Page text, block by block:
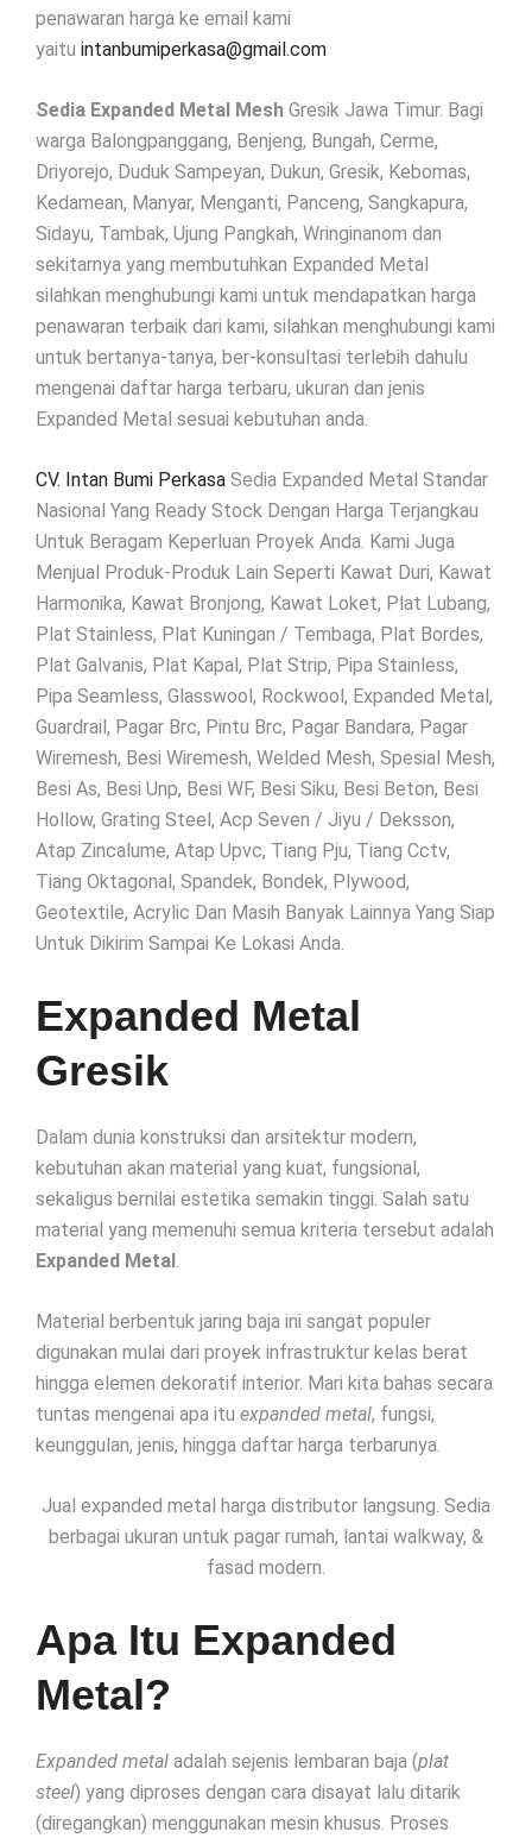
penawaran harga ke email kami
yaitu intanbumiperkasa@gmail.com
Sedia Expanded Metal Mesh Gresik Jawa Timur. Bagi
warga Balongpanggang, Benjeng, Bungah, Cerme,
Driyorejo, Duduk Sampeyan, Dukun, Gresik, Kebomas,
Kedamean, Manyar, Menganti, Panceng, Sangkapura,
Sidayu, Tambak, Ujung Pangkah, Wringinanom dan
sekitarnya yang membutuhkan Expanded Metal
silahkan menghubungi kami untuk mendapatkan harga
penawaran terbaik dari kami, silahkan menghubungi kami
untuk bertanya-tanya, ber-konsultasi terlebih dahulu
mengenai daftar harga terbaru, ukuran dan jenis
Expanded Metal sesuai kebutuhan anda.
CV. Intan Bumi Perkasa Sedia Expanded Metal Standar
Nasional Yang Ready Stock Dengan Harga Terjangkau
Untuk Beragam Keperluan Proyek Anda. Kami Juga
Menjual Produk-Produk Lain Seperti Kawat Duri, Kawat
Harmonika, Kawat Bronjong, Kawat Loket, Plat Lubang,
Plat Stainless, Plat Kuningan / Tembaga, Plat Bordes,
Plat Galvanis, Plat Kapal, Plat Strip, Pipa Stainless,
Pipa Seamless, Glasswool, Rockwool, Expanded Metal,
Guardrail, Pagar Brc, Pintu Brc, Pagar Bandara, Pagar
Wiremesh, Besi Wiremesh, Welded Mesh, Spesial Mesh,
Besi As, Besi Unp, Besi WF, Besi Siku, Besi Beton, Besi
Hollow, Grating Steel, Acp Seven / Jiyu / Deksson,
Atap Zincalume, Atap Upvc, Tiang Pju, Tiang Cctv,
Tiang Oktagonal, Spandek, Bondek, Plywood,
Geotextile, Acrylic Dan Masih Banyak Lainnya Yang Siap
Untuk Dikirim Sampai Ke Lokasi Anda.
Expanded Metal
Gresik
Dalam dunia konstruksi dan arsitektur modern,
kebutuhan akan material yang kuat, fungsional,
sekaligus bernilai estetika semakin tinggi. Salah satu
material yang memenuhi semua kriteria tersebut adalah
Expanded Metal.
Material berbentuk jaring baja ini sangat populer
digunakan mulai dari proyek infrastruktur kelas berat
hingga elemen dekoratif interior. Mari kita bahas secara
tuntas mengenai apa itu expanded metal, fungsi,
keunggulan, jenis, hingga daftar harga terbarunya.
Jual expanded metal harga distributor langsung. Sedia
berbagai ukuran untuk pagar rumah, lantai walkway, &
fasad modern.
Apa Itu Expanded
Metal?
Expanded metal adalah sejenis lembaran baja (plat
steel) yang diproses dengan cara disayat lalu ditarik
(diregangkan) menggunakan mesin khusus. Proses